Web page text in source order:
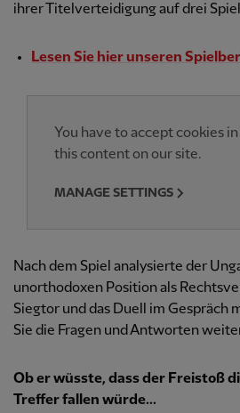
ihrer Titelverteidigung auf drei
Lesen Sie hier unseren
You have to accept cookies
this content on our site.
MANAGE SETTINGS
Nach dem Spiel analysierte der
unorthodoxen Position als
Siegtor und das Duell im Gespräch
Sie die Fragen und Antworten
Ob er wüsste, dass der Freistoß
Treffer fallen würde...